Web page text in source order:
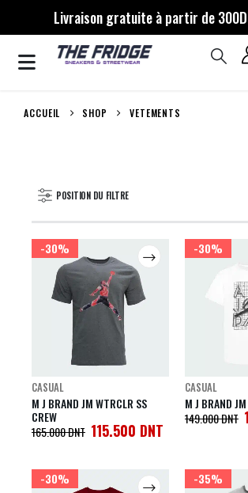
Livraison gratuite à partir de
ACCUEIL SHOP VETEMENTS
POSITION DU FILTRE
-30%
CASUAL
M J BRAND JM WTRCLR SS
CREW
165.000DNT 115.500 DNT
-30%
CASUAL
M J BRAND
149.000DNT
-30% -35%